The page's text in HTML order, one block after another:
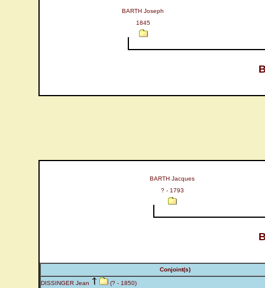
BARTH Joseph
1845
BARTH Jacques
? - 1793
Conjoint(s)
DISSINGER Jean (? - 1850)